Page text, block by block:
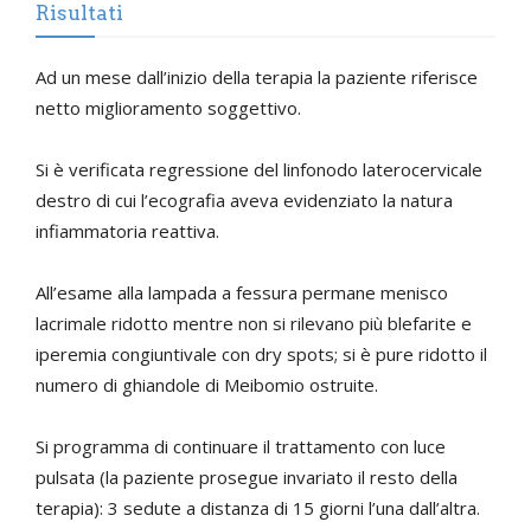
Risultati
Ad un mese dall’inizio della terapia la paziente riferisce
netto miglioramento soggettivo.
Si è verificata regressione del linfonodo laterocervicale
destro di cui l’ecografia aveva evidenziato la natura
infiammatoria reattiva.
All’esame alla lampada a fessura permane menisco
lacrimale ridotto mentre non si rilevano più blefarite e
iperemia congiuntivale con dry spots; si è pure ridotto il
numero di ghiandole di Meibomio ostruite.
Si programma di continuare il trattamento con luce
pulsata (la paziente prosegue invariato il resto della
terapia): 3 sedute a distanza di 15 giorni l’una dall’altra.